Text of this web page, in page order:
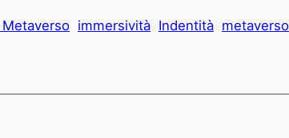
immersività Indentità metaverso